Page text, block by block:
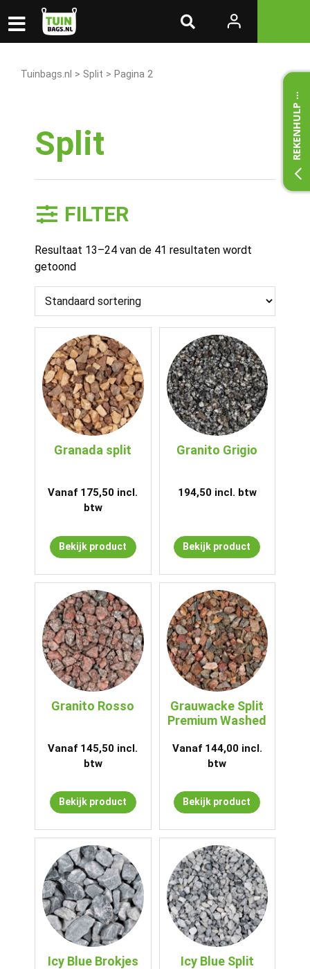
Tuinbags.nl > Split > Pagina 2
Split
FILTER
Resultaat 13–24 van de 41 resultaten wordt
getoond
Granada split
Vanaf 175,50 incl.
btw
Bekijk product
Granito Grigio
194,50incl. btw
Bekijk product
Granito Rosso
Vanaf 145,50 incl.
btw
Bekijk product
Grauwacke Split
Premium Washed
Vanaf 144,00incl.
btw
Bekijk product
Icy Blue Brokjes Icy Blue Split
REKENHULP